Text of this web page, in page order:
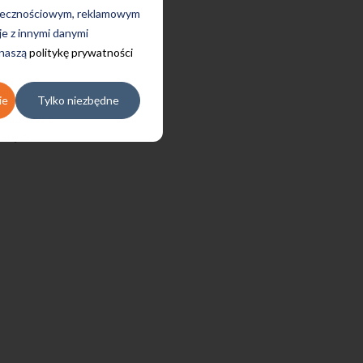
reklamowym
z innymi danymi
politykę prywatności
Tylko niezbędne
i adresu e-